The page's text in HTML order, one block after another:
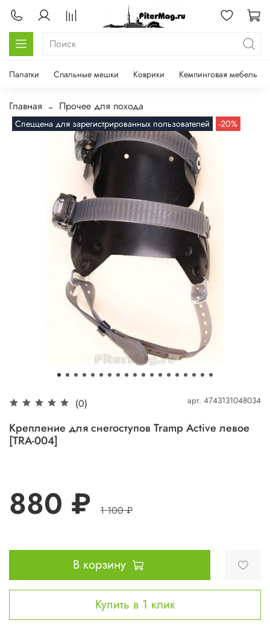
Палатки Спальные мешки Коврики Кемпинговая мебель
Главная Прочее для похода
Спеццена для зарегистрированных пользователей -20%
(0) арт. 4743131048034
Крепление для снегоступов Tramp Active левое
[TRA-004]
880 ₽ 1 100 ₽
В корзину
Купить в 1 клик